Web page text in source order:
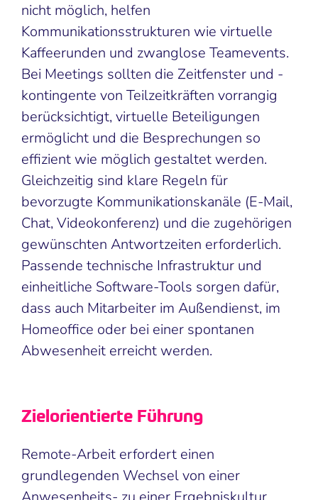
nicht möglich, helfen
Kommunikationsstrukturen wie virtuelle
Kaffeerunden und zwanglose Teamevents.
Bei Meetings sollten die Zeitfenster und -
kontingente von Teilzeitkräften vorrangig
berücksichtigt, virtuelle Beteiligungen
ermöglicht und die Besprechungen so
effizient wie möglich gestaltet werden.
Gleichzeitig sind klare Regeln für
bevorzugte Kommunikationskanäle (E-Mail,
Chat, Videokonferenz) und die zugehörigen
gewünschten Antwortzeiten erforderlich.
Passende technische Infrastruktur und
einheitliche Software-Tools sorgen dafür,
dass auch Mitarbeiter im Außendienst, im
Homeoffice oder bei einer spontanen
Abwesenheit erreicht werden.
Zielorientierte Führung
Remote-Arbeit erfordert einen
grundlegenden Wechsel von einer